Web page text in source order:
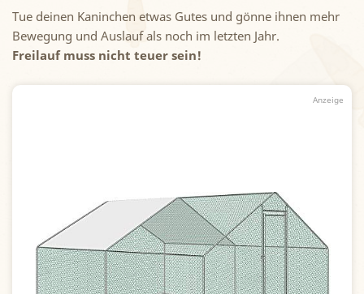
Tue deinen Kaninchen etwas Gutes und gönne ihnen mehr
Bewegung und Auslauf als noch im letzten Jahr.
Freilauf muss nicht teuer sein!